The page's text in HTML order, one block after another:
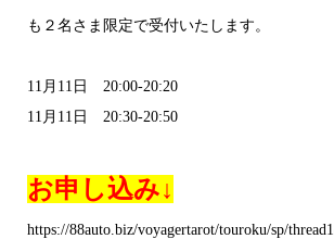
も２名さま限定で受付いたします。
11月11日 20:00-20:20
11月11日 20:30-20:50
お申し込み↓
https://88auto.biz/voyagertarot/touroku/sp/